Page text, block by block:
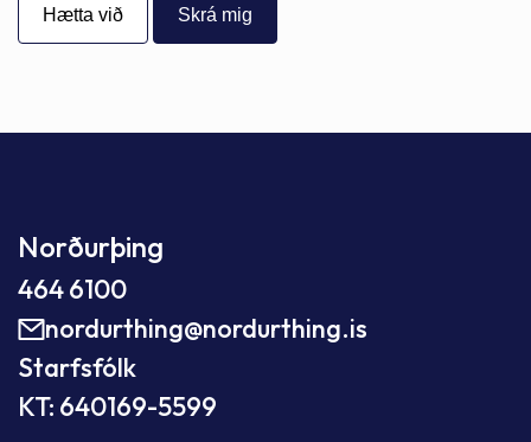
Hætta við
Norðurþing
464 6100
nordurthing@nordurthing.is
Starfsfólk
KT: 640169-5599